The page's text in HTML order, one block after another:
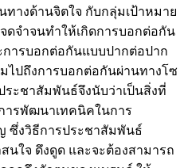
างด้านจิตใจ กับกลุ่มเป้าหมาย
ดจำจนทำให้เกิดการบอกต่อกัน
การบอกต่อกันแบบปากต่อปาก
ไปถึงการบอกต่อกันผ่านทางโซ
ระชาสัมพันธ์จึงนับว่าเป็นสิ่งที่
ารพัฒนาเทคนิคในการ
ซึ่งวิธีการประชาสัมพันธ์
นใจ ดึงดูด และจะต้องสามารถ